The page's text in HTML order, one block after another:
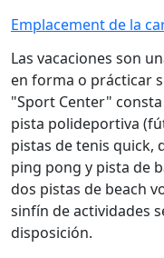
Emplacement de la
Las vacaciones son
en forma o prácticar
"Sport Center"
pista polideportiva
pistas de tenis quick,
ping pong y pista de
dos pistas de beach
sinfín de actividades
disposición.